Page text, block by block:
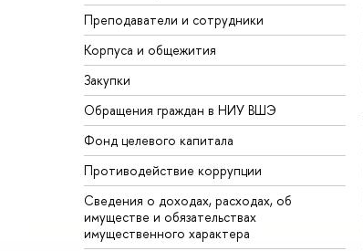
Преподаватели и сотрудники
Корпуса и общежития
Закупки
Обращения граждан в НИУ ВШЭ
Фонд целевого капитала
Противодействие коррупции
Сведения о доходах, расходах, об
имуществе и обязательствах
имущественного характера